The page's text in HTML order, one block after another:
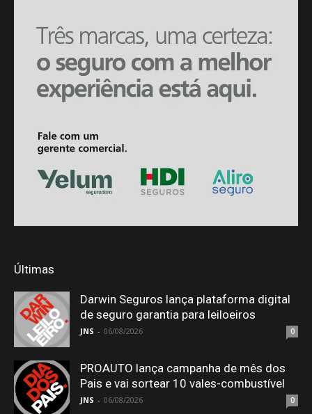
Últimas
Darwin Seguros lança plataforma digital
de seguro garantia para leiloeiros
JNS - 06/08/2026 0
PROAUTO lança campanha de mês dos
Pais e vai sortear 10 vales-combustível
JNS - 06/08/2026 0